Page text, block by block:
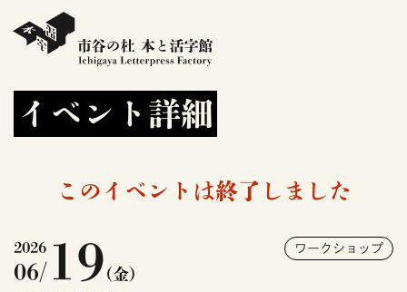
イベント詳細
このイベントは終了しました
2026
06/ 19 (金)
ワークショップ